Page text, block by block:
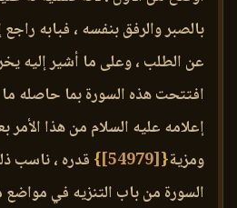
بالصبر والرفق بنفسه ، فبابه
عن الطلب ، وعلى ما أشير إليه
افتتحت هذه السورة بما حاصله
إعلامه عليه السلام من هذا الأمر
ومزية{
[54979]
} قدره ، ناسب
السورة من باب التنزيه في مواضع